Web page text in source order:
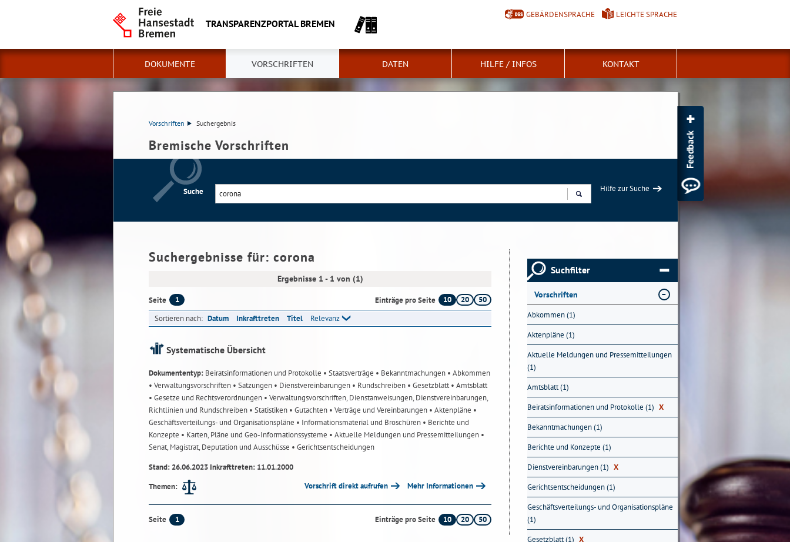
TRANSPARENZPORTAL BREMEN
GEBÄRDENSPRACHE LEICHTE SPRACHE
DOKUMENTE VORSCHRIFTEN DATEN HILFE / INFOS KONTAKT
Vorschriften Suchergebnis
Bremische Vorschriften
Suche
Hilfe zur Suche
Suchergebnisse für: corona
Ergebnisse 1 - 1 von (1)
Seite 1 Einträge pro Seite 10 20
50
Sortieren nach: Datum Inkrafttreten Titel Relevanz
Systematische Übersicht
Dokumententyp: Beiratsinformationen und Protokolle • Staatsverträge • Bekanntmachungen • Abkommen
• Verwaltungsvorschriften • Satzungen • Dienstvereinbarungen • Rundschreiben • Gesetzblatt• Amtsblatt
• Gesetze und Rechtsverordnungen • Verwaltungsvorschriften, Dienstanweisungen, Dienstvereinbarungen,
Richtlinien und Rundschreiben • Statistiken • Gutachten • Verträge und Vereinbarungen • Aktenpläne •
Geschäftsverteilungs- und Organisationspläne • Informationsmaterial und Broschüren • Berichte und
Konzepte • Karten, Pläne und Geo-Informationssysteme • Aktuelle Meldungen und Pressemitteilungen •
Senat, Magistrat, Deputation und Ausschüsse • Gerichtsentscheidungen
Stand: 26.06.2023 Inkrafttreten: 11.01.2000
Themen:
Vorschrift direkt aufrufen Mehr Informationen
Seite 1 Einträge pro Seite 10 20 50
Suchfilter
Vorschriften
Abkommen (1)
Aktenpläne (1)
Aktuelle Meldungen und Pressemitteilungen
(1)
Amtsblatt (1)
Beiratsinformationen und Protokolle (1) X
Bekanntmachungen (1)
Berichte und Konzepte (1)
Dienstvereinbarungen (1) X
Gerichtsentscheidungen (1)
Geschäftsverteilungs- und Organisationspläne
(1)
Gesetzblatt (1) X